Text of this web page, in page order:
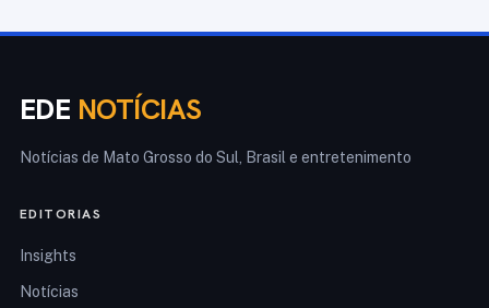
EDE NOTÍCIAS
Notícias de Mato Grosso do Sul, Brasil e entretenimento
EDITORIAS
Insights
Notícias